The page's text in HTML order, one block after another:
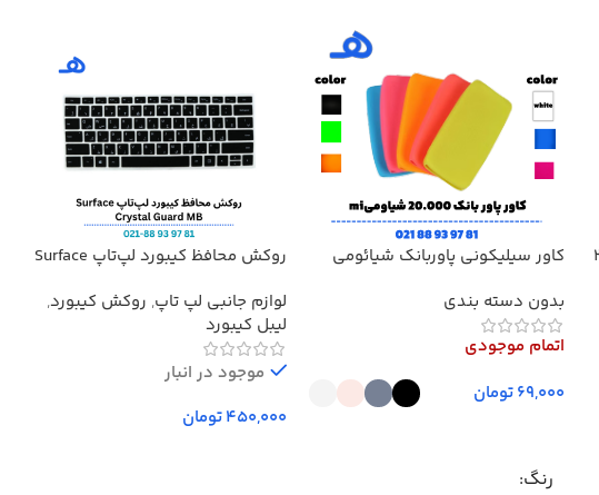
کاور سیلیکونی پاوربانک شیائومی
بدون دسته بندی
اتمام موجودی
تومان
رنگ
روکش محافظ کیبورد لپ‌تاپ Surface
سیلیکونی Crystal Guard MB
لوازم جانبی لپ تاپ, روکش کیبورد,
لیبل کیبورد
موجود در انبار
تومان